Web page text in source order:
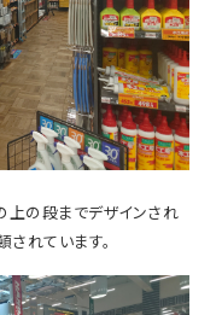
上の段までデザインされ
れています。